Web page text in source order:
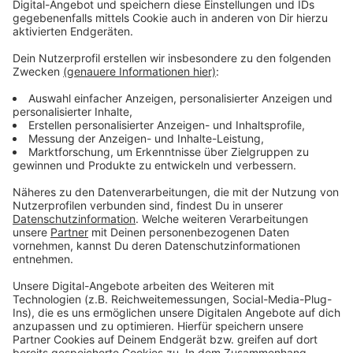
Gesang), Max Schröder (Drums) und Felix Weigt (Keys
& Bass). Es ist eine hochsympathische Formation, die
Geschichten aus der Stadt oder auch von der Liebe
erzählt. Ab dem Sommer 2025 geht's auf Tour, Anfang
Dezember stehen Köln und Essen als Düsseldorf-
Nachbarn auf dem Plan. Just sayin'!
Anzeige
Weitere Infos und Links zum Thema:
Anzeige
Wikipedia: Die Höchste Eisenbahn
Farbfilm: Die Höchste Eisenbahn covert Nina Hagen
(gemeinsam mit AnnenMayKantereit)